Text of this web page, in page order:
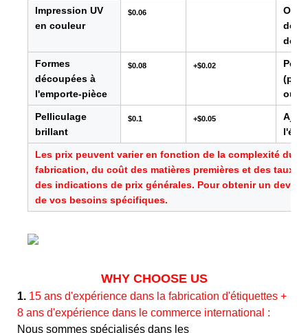
Impression UV
en couleur
$0.06
des
Formes
découpées à
l'emporte-pièce
$0.08 +$0.02
(par
ou
Pelliculage
brillant
$0.1 +$0.05
Les prix peuvent varier en fonction de la complexité du
fabrication, du coût des matières premières et des taux
des indications de prix générales. Pour obtenir un devis
de vos besoins spécifiques.
WHY CHOOSE US
1. 15 ans d'expérience dans la fabrication d'étiquettes +
8 ans d'expérience dans le commerce international :
Nous sommes spécialisés dans les